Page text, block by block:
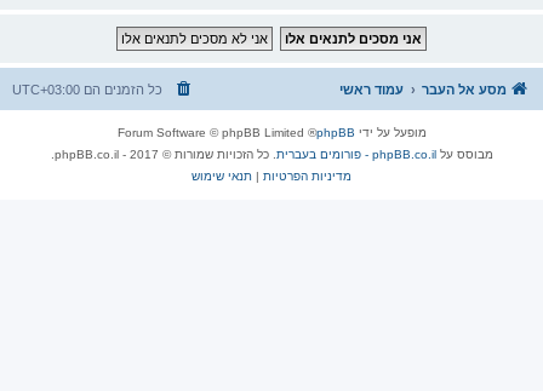
מסע אל העבר עמוד ראשי כל הזמנים הם UTC+03:00
מופעל על ידי phpBB
® Forum Software © phpBB Limited
מבוסס עלphpBB.co.il - פורומים בעברית
. כל הזכויות שמורות © 2017 - phpBB.co.il.
מדיניות הפרטיות | תנאי שימוש